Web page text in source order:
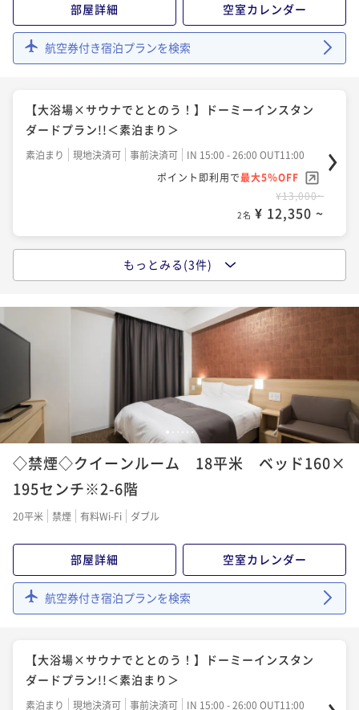
部屋詳細 空室カレンダー
航空券付き宿泊プランを検索
【大浴場×サウナでととのう！】ドーミーインスタン
ダードプラン!!＜素泊まり＞
素泊まり 現地決済可 事前決済可
IN 15:00 - 26:00 OUT11:00
ポイント即利用で最大5％OFF
¥13,000~
2名 ¥ 12,350 ~
【ロングステイ◆素泊り】13時イン～11時アウトの22
現地決済可 事前決済可
IN 13:00 - 27:00 OUT11:00
ポイント即利用で
最大5％OFF
¥17,000~
2名 ¥ 16,150 ~
【大浴場×サウナでととのう！】ドーミーインスタン
ダードプラン!!＜朝食付き＞
事前決済可
【ロングステイ◆朝食付】13時イン～11時アウトの22
時間ステイプラン
ポイント即利用で 最大5％OFF
2名 ¥ 19,950 ~
もっとみる(3件)
1 6
◇禁煙◇クイーンルーム 18平米 ベッド160×
195センチ※2-6階
20平米 禁煙 有料Wi-Fi ダブル
部屋詳細 空室カレンダー
航空券付き宿泊プランを検索
【大浴場×サウナでととのう！】ドーミーインスタン
ダードプラン!!＜素泊まり＞
素泊まり 現地決済可 事前決済可 IN 15:00 - 26:00 OUT11:00